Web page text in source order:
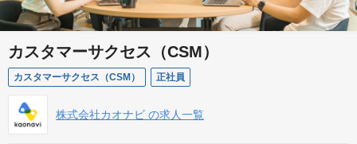
カスタマーサクセス（CSM）
カスタマーサクセス（CSM） 正社員
株式会社カオナビ の求人一覧